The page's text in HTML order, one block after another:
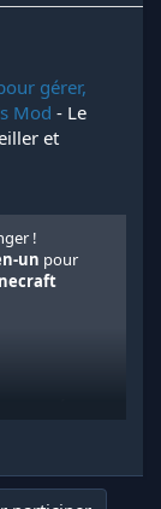
gérer,
Mod - Le
et
!
un pour
avancées
seul tableau